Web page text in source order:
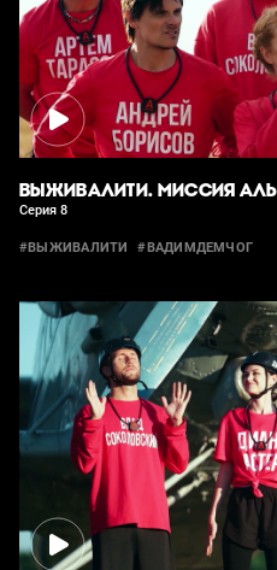
ВЫЖИВАЛИТИ. МИССИЯ
Серия 8
#ВЫЖИВАЛИТИ #ВАДИМДЕМЧОГ